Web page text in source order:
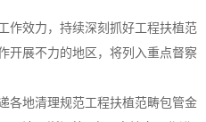
作效力，持续深刻抓好工程扶植范
开展不力的地区，将列入重点督察
各地清理规范工程扶植范畴包管金